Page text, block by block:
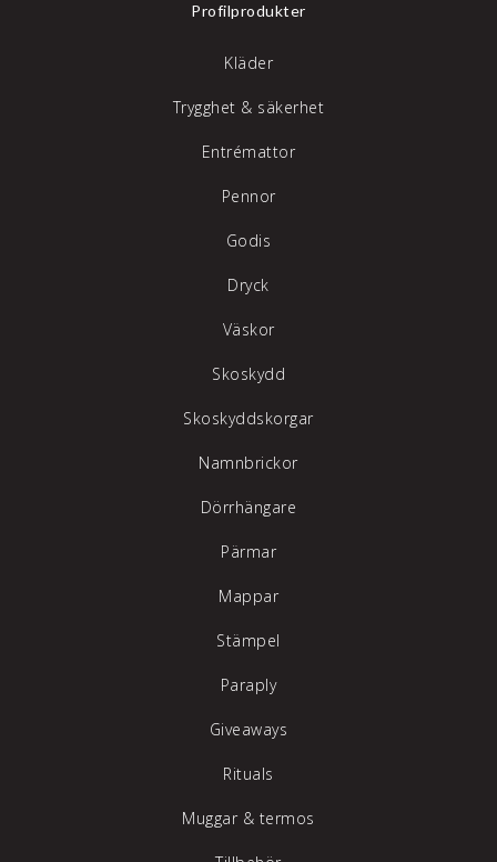
Profilprodukter
Kläder
Trygghet & säkerhet
Entrémattor
Pennor
Godis
Dryck
Väskor
Skoskydd
Skoskyddskorgar
Namnbrickor
Dörrhängare
Pärmar
Mappar
Stämpel
Paraply
Giveaways
Rituals
Muggar & termos